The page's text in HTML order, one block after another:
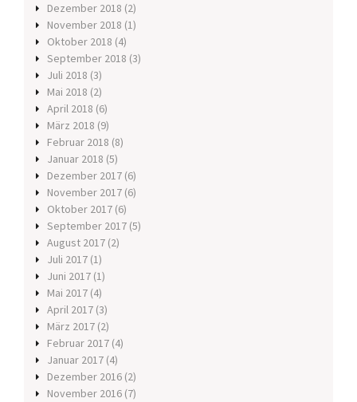
Dezember 2018 (2)
November 2018 (1)
Oktober 2018 (4)
September 2018 (3)
Juli 2018 (3)
Mai 2018 (2)
April 2018 (6)
März 2018 (9)
Februar 2018 (8)
Januar 2018 (5)
Dezember 2017 (6)
November 2017 (6)
Oktober 2017 (6)
September 2017 (5)
August 2017 (2)
Juli 2017 (1)
Juni 2017 (1)
Mai 2017 (4)
April 2017 (3)
März 2017 (2)
Februar 2017 (4)
Januar 2017 (4)
Dezember 2016 (2)
November 2016 (7)